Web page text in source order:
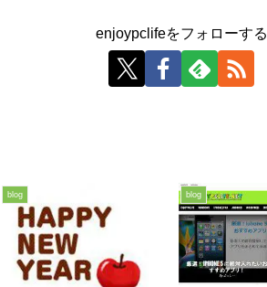
enjoypclifeをフォローする
blog blog